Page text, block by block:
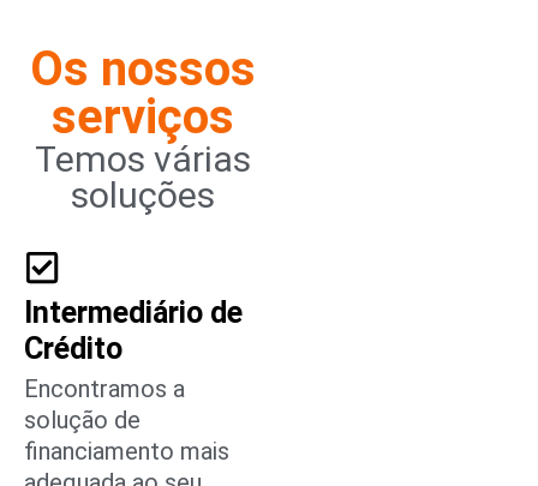
Os nossos
serviços
Temos várias
soluções
Intermediário de
Crédito
Encontramos a
solução de
financiamento mais